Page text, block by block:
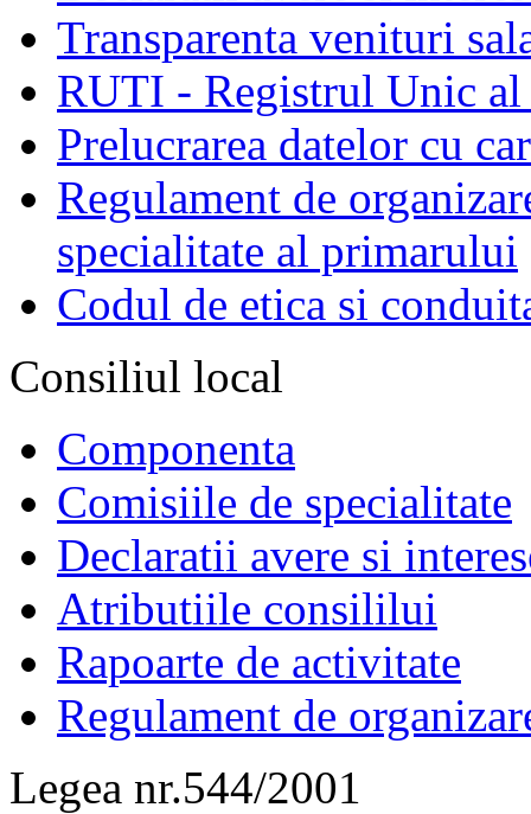
Transparenta venituri
RUTI - Registrul Unic al
Prelucrarea datelor cu
Regulament de
specialitate al primarului
Codul de etica si
Consiliul local
Componenta
Comisiile de specialitate
Declaratii avere si
Atributiile consililui
Rapoarte de activitate
Regulament de
Legea nr.544/2001